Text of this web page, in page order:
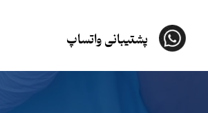
پشتیبانی واتساپ